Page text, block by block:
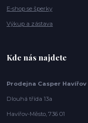
E-shop se šperky
Výkup a zástava
Kde nás najdete
Prodejna Casper Havířov
Dlouhá třída 13a
Havířov-Město, 736 01